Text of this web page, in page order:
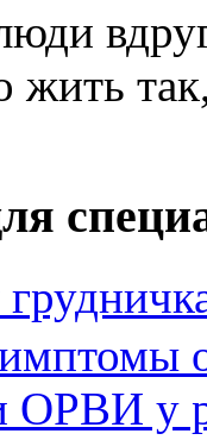
жить
ОРВИ у